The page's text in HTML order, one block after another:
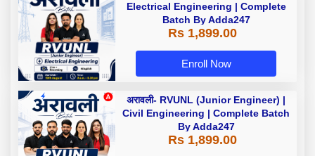
Electrical Engineering | Complete
Batch By Adda247
Rs 1,899.00
Enroll Now
अरावली- RVUNL (Junior Engineer) |
Civil Engineering | Complete Batch
By Adda247
Rs 1,899.00